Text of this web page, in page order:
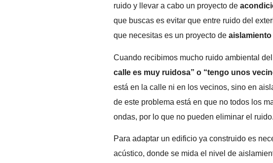
ruido y llevar a cabo un proyecto de
que buscas es evitar que entre ruido del
que necesitas es un proyecto de
Cuando recibimos mucho ruido ambiental
calle es muy ruidosa” o “tengo unos
está en la calle ni en los vecinos, sino en
de este problema está en que no todos los
ondas, por lo que no pueden eliminar el ruido.
Para adaptar un edificio ya construido es
acústico, donde se mida el nivel de